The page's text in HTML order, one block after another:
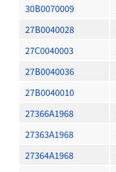
30B0070009
27B0040028
27C0040003
27B0040036
27B0040010
27366A1968
27363A1968
27364A1968